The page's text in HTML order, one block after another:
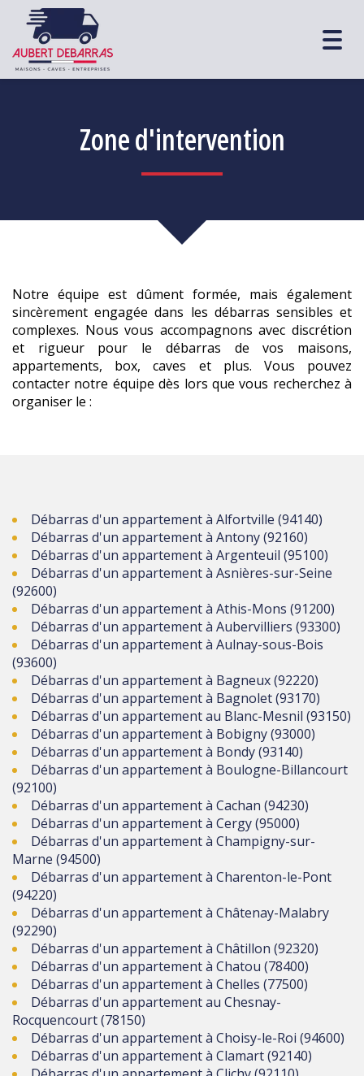
Zone d'intervention
Notre équipe est dûment formée, mais également
sincèrement engagée dans les débarras sensibles et
complexes. Nous vous accompagnons avec discrétion
et rigueur pour le débarras de vos maisons,
appartements, box, caves et plus. Vous pouvez
contacter notre équipe dès lors que vous recherchez à
organiser le :
Débarras d'un appartement à Alfortville (94140)
Débarras d'un appartement à Antony (92160)
Débarras d'un appartement à Argenteuil (95100)
Débarras d'un appartement à Asnières-sur-Seine
(92600)
Débarras d'un appartement à Athis-Mons (91200)
Débarras d'un appartement à Aubervilliers (93300)
Débarras d'un appartement à Aulnay-sous-Bois
(93600)
Débarras d'un appartement à Bagneux (92220)
Débarras d'un appartement à Bagnolet (93170)
Débarras d'un appartement au Blanc-Mesnil (93150)
Débarras d'un appartement à Bobigny (93000)
Débarras d'un appartement à Bondy (93140)
Débarras d'un appartement à Boulogne-Billancourt
(92100)
Débarras d'un appartement à Cachan (94230)
Débarras d'un appartement à Cergy (95000)
Débarras d'un appartement à Champigny-sur-
Marne (94500)
Débarras d'un appartement à Charenton-le-Pont
(94220)
Débarras d'un appartement à Châtenay-Malabry
(92290)
Débarras d'un appartement à Châtillon (92320)
Débarras d'un appartement à Chatou (78400)
Débarras d'un appartement à Chelles (77500)
Débarras d'un appartement au Chesnay-
Rocquencourt (78150)
Débarras d'un appartement à Choisy-le-Roi (94600)
Débarras d'un appartement à Clamart (92140)